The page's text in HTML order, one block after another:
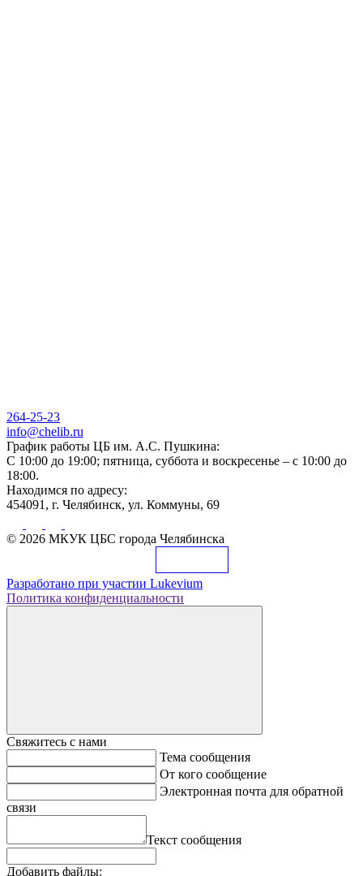
264-25-23
info@chelib.ru
График работы ЦБ им. А.С. Пушкина:
С 10:00 до 19:00; пятница, суббота и воскресенье – с 10:00 до
18:00.
Находимся по адресу:
454091, г. Челябинск, ул. Коммуны, 69
© 2026 МКУК ЦБС города Челябинска
Разработано при участии Lukevium
Политика конфиденциальности
Свяжитесь с нами
Тема сообщения
От кого сообщение
Электронная почта для обратной
связи
Текст сообщения
Добавить файлы: